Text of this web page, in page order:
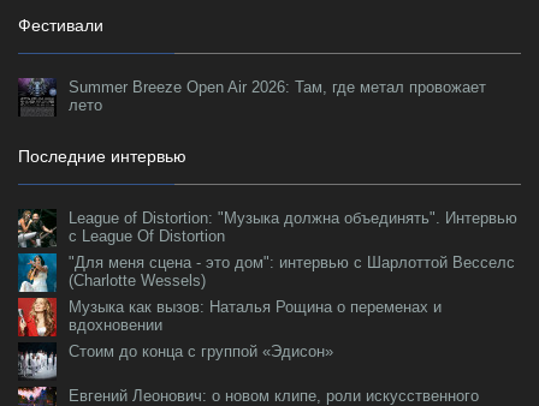
Фестивали
Summer Breeze Open Air 2026: Там, где метал провожает
лето
Последние интервью
League of Distortion: "Музыка должна объединять". Интервью
с League Of Distortion
"Для меня сцена - это дом": интервью с Шарлоттой Весселс
(Charlotte Wessels)
Музыка как вызов: Наталья Рощина о переменах и
вдохновении
Стоим до конца с группой «Эдисон»
Евгений Леонович: о новом клипе, роли искусственного